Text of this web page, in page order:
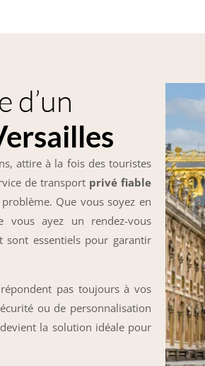
d’un
attire à la fois des touristes
de transport privé fiable
Que vous soyez en
ayez un rendez-vous
sont essentiels pour garantir
pas toujours à vos
ou de personnalisation
la solution idéale pour